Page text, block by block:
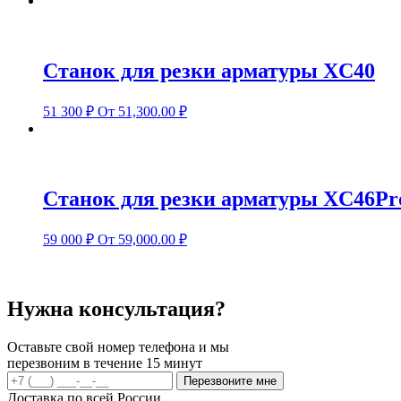
Станок для резки арматуры XC40
51 300 ₽ От 51,300.00 ₽
Станок для резки арматуры
59 000 ₽ От 59,000.00 ₽
Нужна консультация?
Оставьте свой номер телефона и мы
перезвоним в течение 15 минут
Перезвоните мне
Доставка по всей России